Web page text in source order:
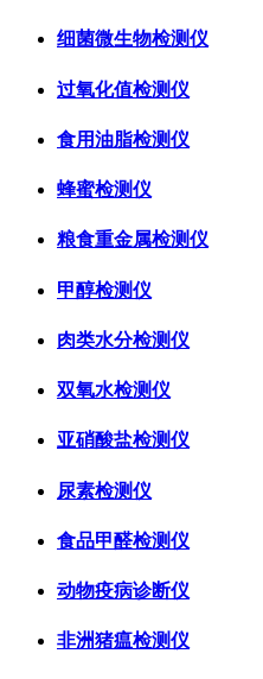
细菌微生物检测仪
过氧化值检测仪
食用油脂检测仪
蜂蜜检测仪
粮食重金属检测仪
甲醇检测仪
肉类水分检测仪
双氧水检测仪
亚硝酸盐检测仪
尿素检测仪
食品甲醛检测仪
动物疫病诊断仪
非洲猪瘟检测仪